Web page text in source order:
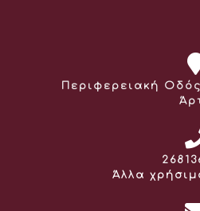
Διεύθυνση:
Περιφερειακή
Άλλα